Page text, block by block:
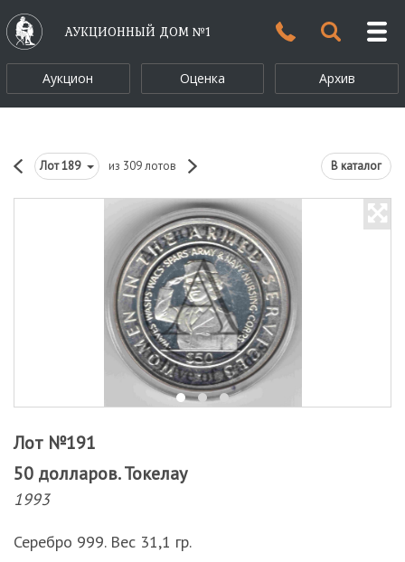
АУКЦИОННЫЙ ДОМ №1
Аукцион Оценка Архив
Лот189 из 309 лотов В каталог
Лот №191
50 долларов. Токелау
1993
Серебро 999. Вес 31,1 гр.